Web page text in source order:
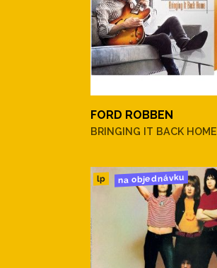
FORD ROBBEN
BRINGING IT BACK HOME
lp na objednávku